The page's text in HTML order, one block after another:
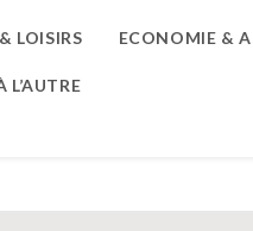
LOISIRS ECONOMIE &
L’AUTRE